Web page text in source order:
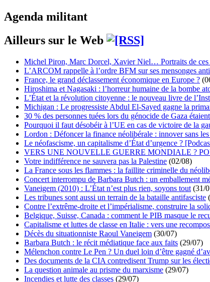
Agenda militant
Ailleurs sur le Web
Michel Piron, Marc Dorcel, Xavier Niel… Portraits de ces
L’ARCOM rappelle à l’ordre BFM sur ses mensonges
France, le grand déclassement économique en Europe ?
Hiroshima et Nagasaki : l’horreur humaine de la bombe
L’État et la révolution citoyenne : le nouveau livre de
Michigan : Le progressiste Abdul El-Sayed gagne la
30 % des personnes tuées lors du génocide de Gaza
Pourquoi il faut désobéir à l’UE en cas de victoire de la
Lordon : Défoncer la finance néolibérale : innover sans
Le néofascisme, un capitalisme d’État d’urgence ?
VERS UNE NOUVELLE GUERRE MONDIALE ?
Votre indifférence ne sauvera pas la Palestine (02/08)
La France sous les flammes : la faillite criminelle du
Concert interrompu de Barbara Butch : un emballement
Vaneigem (2010) : L’État n’est plus rien, soyons tout (31/
Les tribunes sont aussi un terrain de la bataille antifasciste
Contre l’extrême-droite et l’impérialisme, construire la
Belgique, Suisse, Canada : comment le PIB masque le
Capitalisme et luttes de classe en Italie : vers une
Décès du situationniste Raoul Vaneigem (30/07)
Barbara Butch : le récit médiatique face aux faits (29/07)
Mélenchon contre Le Pen ? Un duel loin d’être gagné
Des documents de la CIA contredisent Trump sur les
La question animale au prisme du marxisme (29/07)
Incendies et lutte des classes (29/07)